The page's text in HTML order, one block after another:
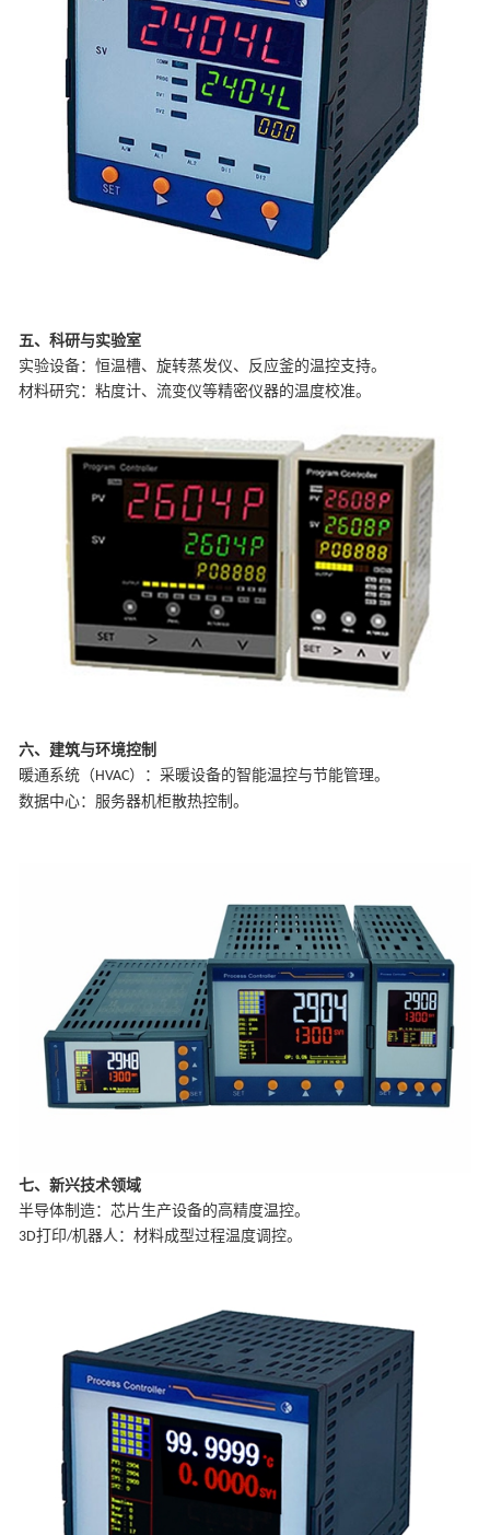
五、科研与实验室
‌实验设备‌：恒温槽、旋转蒸发仪、反应釜的温控支持。
‌材料研究‌：粘度计、流变仪等精密仪器的温度校准。
六、建筑与环境控制
‌暖通系统（HVAC）‌：采暖设备的智能温控与节能管理。
‌数据中心‌：服务器机柜散热控制。
七、新兴技术领域
‌半导体制造‌：芯片生产设备的高精度温控。
3D打印/机器人‌：材料成型过程温度调控。